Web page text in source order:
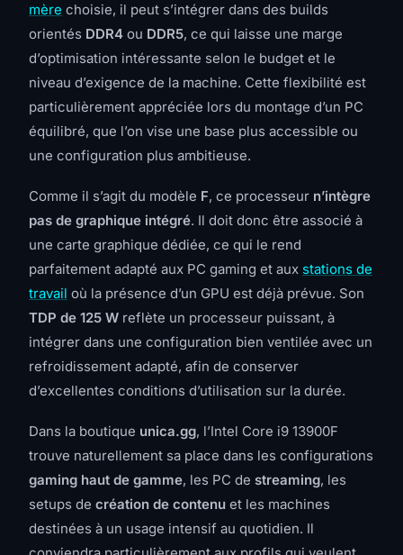
mère choisie, il peut s’intégrer dans des builds
orientés DDR4 ou DDR5, ce qui laisse une marge
d’optimisation intéressante selon le budget et le
niveau d’exigence de la machine. Cette flexibilité est
particulièrement appréciée lors du montage d’un PC
équilibré, que l’on vise une base plus accessible ou
une configuration plus ambitieuse.
Comme il s’agit du modèle F, ce processeur n’intègre
pas de graphique intégré. Il doit donc être associé à
une carte graphique dédiée, ce qui le rend
parfaitement adapté aux PC gaming et aux stations de
travail où la présence d’un GPU est déjà prévue. Son
TDP de 125 W reflète un processeur puissant, à
intégrer dans une configuration bien ventilée avec un
refroidissement adapté, afin de conserver
d’excellentes conditions d’utilisation sur la durée.
Dans la boutique unica.gg, l’Intel Core i9 13900F
trouve naturellement sa place dans les configurations
gaming haut de gamme, les PC de streaming, les
setups de création de contenu et les machines
destinées à un usage intensif au quotidien. Il